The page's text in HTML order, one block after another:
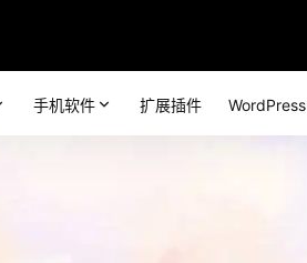
手机软件 扩展插件 WordPress